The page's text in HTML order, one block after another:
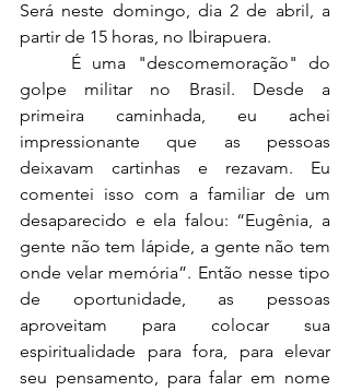
Será neste domingo, dia 2 de abril, a
partir de 15 horas, no Ibirapuera.
golpe militar no Brasil. Desde a
primeira caminhada, eu achei
impressionante que as pessoas
deixavam cartinhas e rezavam. Eu
comentei isso com a familiar de um
desaparecido e ela falou: “Eugênia, a
gente não tem lápide, a gente não tem
onde velar memória”. Então nesse tipo
de oportunidade, as pessoas
aproveitam para colocar sua
espiritualidade para fora, para elevar
seu pensamento, para falar em nome